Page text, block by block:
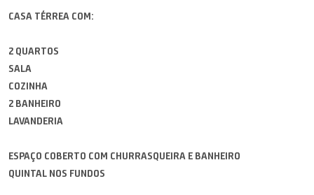
CASA TÉRREA COM:
2 QUARTOS
SALA
COZINHA
2 BANHEIRO
LAVANDERIA
ESPAÇO COBERTO COM CHURRASQUEIRA E BANHEIRO
QUINTAL NOS FUNDOS